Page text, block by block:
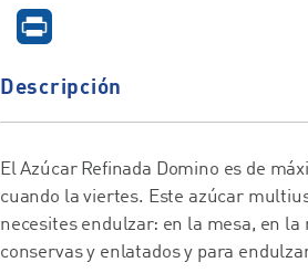
Descripción
El Azúcar Refinada Domino es de
cuando la viertes. Este azúcar
necesites endulzar: en la mesa, en
conservas y enlatados y para